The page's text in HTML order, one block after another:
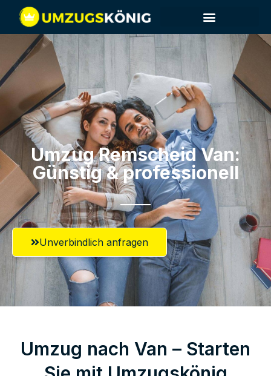
Umzug Remscheid​ Van:
Günstig & professionell​
Unverbindlich anfragen
Umzug nach Van – Starten